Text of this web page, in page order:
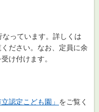
っています。詳しくは
ください。なお、定員に余
け付けます。
立認定こども園」 をご覧く